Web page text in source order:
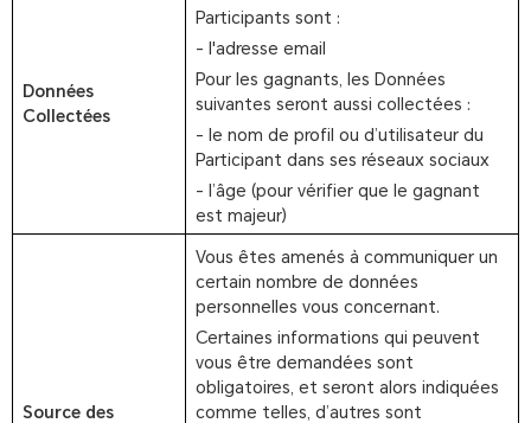
Données
Collectées
Participants sont :
- l'adresse email
Pour les gagnants, les Données
suivantes seront aussi collectées :
- le nom de profil ou d’utilisateur du
Participant dans ses réseaux sociaux
- l’âge (pour vérifier que le gagnant
est majeur)
Source des
Vous êtes amenés à communiquer un
certain nombre de données
personnelles vous concernant.
Certaines informations qui peuvent
vous être demandées sont
obligatoires, et seront alors indiquées
comme telles, d’autres sont